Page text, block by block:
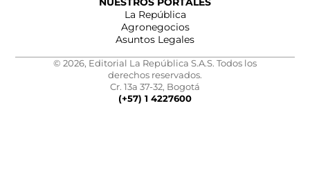
La República
Agronegocios
Asuntos Legales
© 2026, Editorial La República S.A.S. Todos los
derechos reservados.
Cr. 13a 37-32, Bogotá
(+57) 1 4227600